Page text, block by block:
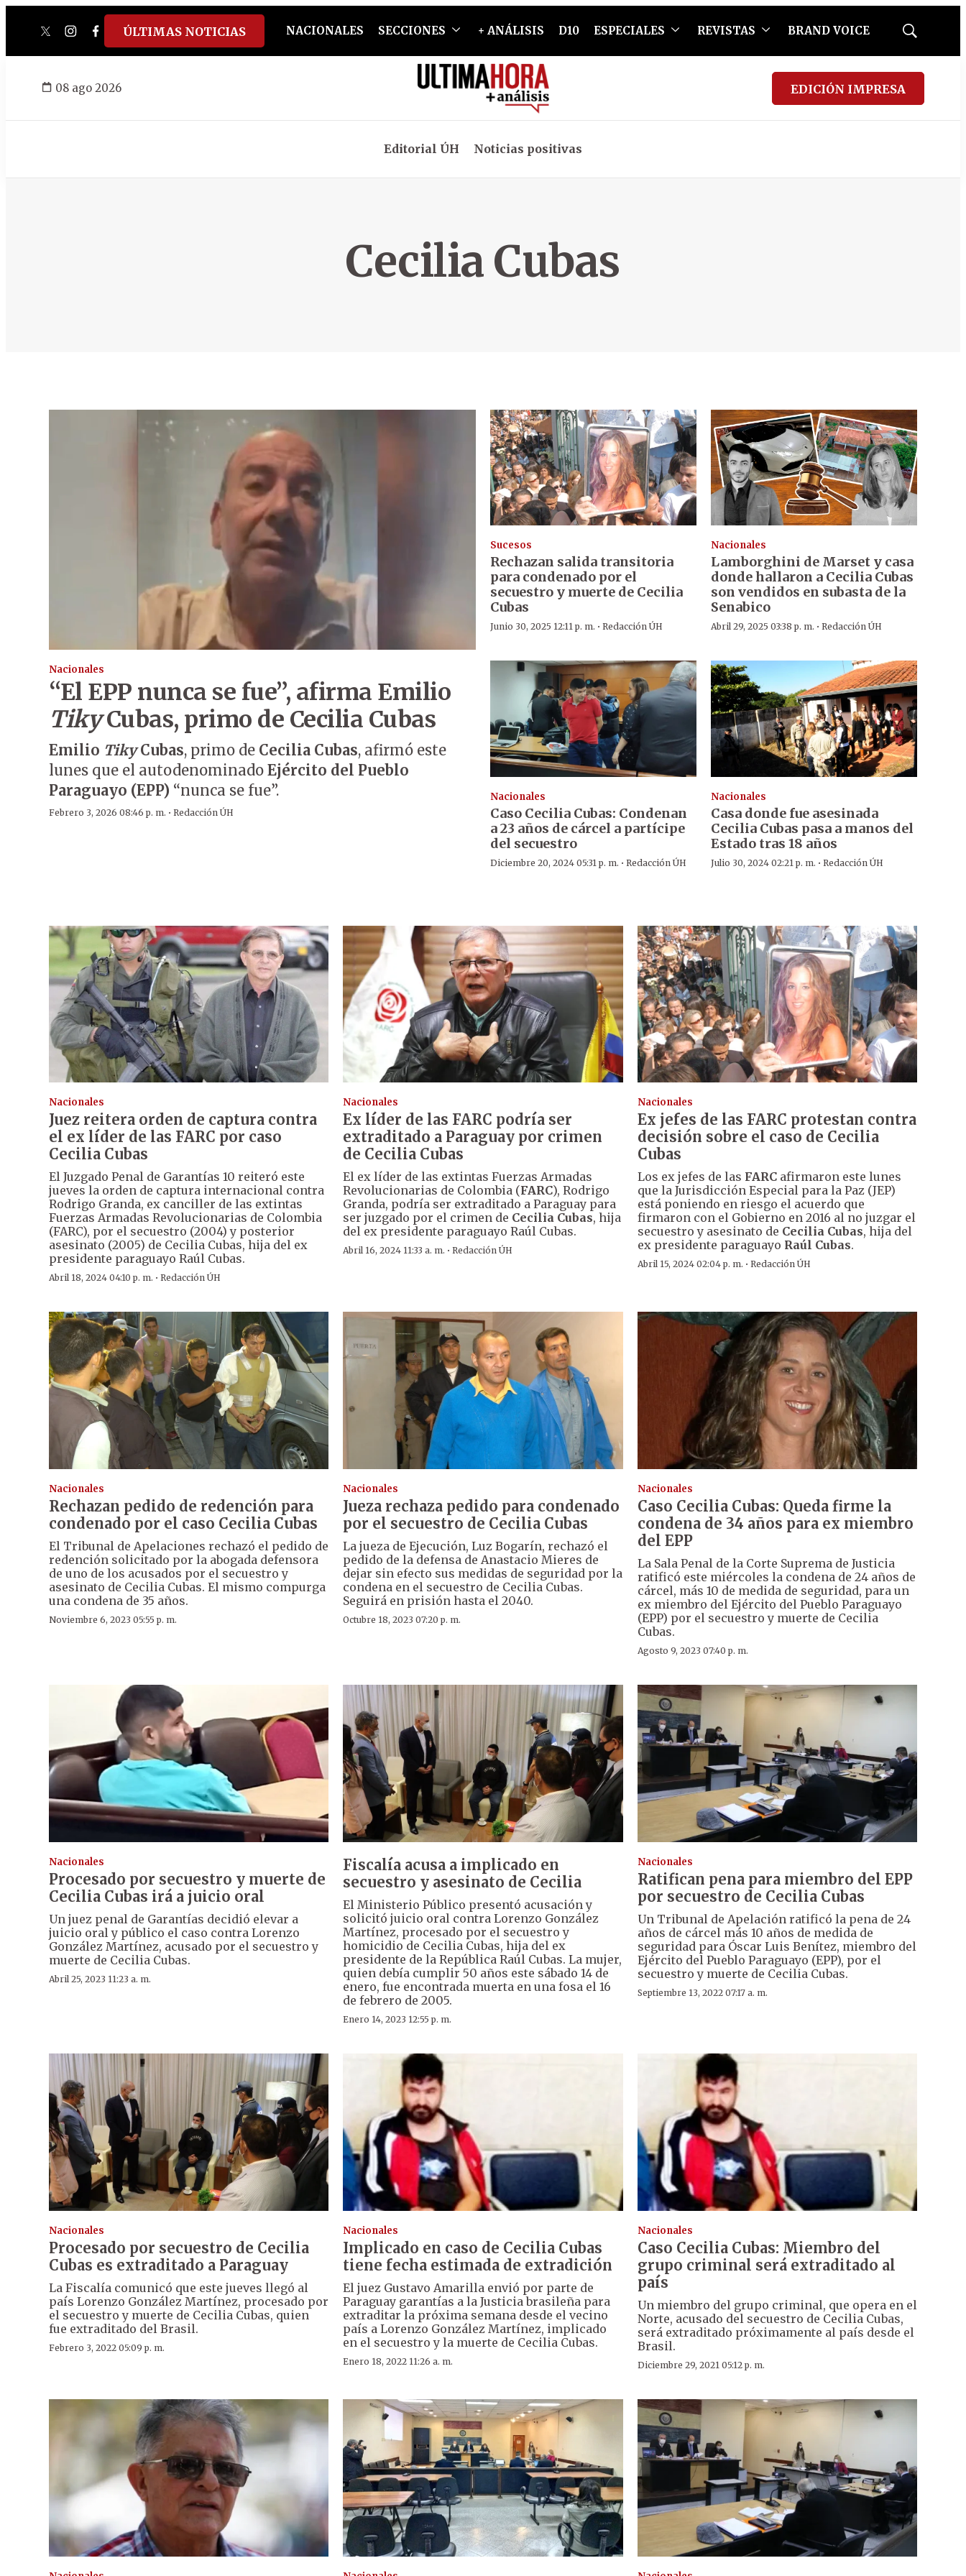
twitterinstagram
facebook
tiktokyoutube
spotify
ÚLTIMAS NOTICIAS NACIONALES SECCIONES + ANÁLISIS D10 ESPECIALES REVISTAS BRAND VOICE
Mostrar
08 ago 2026 EDICIÓN IMPRESA
Editorial ÚH Noticias positivas
Cecilia Cubas
Nacionales
“El EPP nunca se fue”, afirma Emilio
TikyCubas, primo de Cecilia Cubas
Emilio TikyCubas, primo de Cecilia Cubas, afirmó este
lunes que el autodenominado Ejército del Pueblo
Paraguayo (EPP) “nunca se fue”.
Febrero 3, 2026 08:46 p. m. · Redacción ÚH
Sucesos
Rechazan salida transitoria
para condenado por el
secuestro y muerte de Cecilia
Cubas
Junio 30, 2025 12:11 p. m. · Redacción ÚH
Nacionales
Lamborghini de Marset y casa
donde hallaron a Cecilia Cubas
son vendidos en subasta de la
Senabico
Abril 29, 2025 03:38 p. m. · Redacción ÚH
Nacionales
Caso Cecilia Cubas: Condenan
a 23 años de cárcel a partícipe
del secuestro
Diciembre 20, 2024 05:31 p. m. · Redacción ÚH
Nacionales
Casa donde fue asesinada
Cecilia Cubas pasa a manos del
Estado tras 18 años
Julio 30, 2024 02:21 p. m. · Redacción ÚH
Nacionales
Juez reitera orden de captura contra
el ex líder de las FARC por caso
Cecilia Cubas
El Juzgado Penal de Garantías 10 reiteró este
jueves la orden de captura internacional contra
Rodrigo Granda, ex canciller de las extintas
Fuerzas Armadas Revolucionarias de Colombia
(FARC), por el secuestro (2004) y posterior
asesinato (2005) de Cecilia Cubas, hija del ex
presidente paraguayo Raúl Cubas.
Abril 18, 2024 04:10 p. m. · Redacción ÚH
Nacionales
Ex líder de las FARC podría ser
extraditado a Paraguay por crimen
de Cecilia Cubas
El ex líder de las extintas Fuerzas Armadas
Revolucionarias de Colombia (FARC), Rodrigo
Granda, podría ser extraditado a Paraguay para
ser juzgado por el crimen de Cecilia Cubas, hija
del ex presidente paraguayo Raúl Cubas.
Abril 16, 2024 11:33 a. m. ·Redacción ÚH
Nacionales
Ex jefes de las FARC protestan contra
decisión sobre el caso de Cecilia
Cubas
Los ex jefes de las FARCafirmaron este lunes
que la Jurisdicción Especial para la Paz (JEP)
está poniendo en riesgo el acuerdo que
firmaron con el Gobierno en 2016 al no juzgar el
secuestro y asesinato de Cecilia Cubas, hija del
ex presidente paraguayo Raúl Cubas.
Abril 15, 2024 02:04 p. m. · Redacción ÚH
Nacionales
Rechazan pedido de redención para
condenado por el caso Cecilia Cubas
El Tribunal de Apelaciones rechazó el pedido de
redención solicitado por la abogada defensora
de uno de los acusados por el secuestro y
asesinato de Cecilia Cubas. El mismo compurga
una condena de 35 años.
Noviembre 6, 2023 05:55 p. m.
Nacionales
Jueza rechaza pedido para condenado
por el secuestro de Cecilia Cubas
La jueza de Ejecución, Luz Bogarín, rechazó el
pedido de la defensa de Anastacio Mieres de
dejar sin efecto sus medidas de seguridad por la
condena en el secuestro de Cecilia Cubas.
Seguirá en prisión hasta el 2040.
Octubre 18, 2023 07:20 p. m.
Nacionales
Caso Cecilia Cubas: Queda firme la
condena de 34 años para ex miembro
del EPP
La Sala Penal de la Corte Suprema de Justicia
ratificó este miércoles la condena de 24 años de
cárcel, más 10 de medida de seguridad, para un
ex miembro del Ejército del Pueblo Paraguayo
(EPP) por el secuestro y muerte de Cecilia
Cubas.
Agosto 9, 2023 07:40 p. m.
Nacionales
Procesado por secuestro y muerte de
Cecilia Cubas irá a juicio oral
Un juez penal de Garantías decidió elevar a
juicio oral y público el caso contra Lorenzo
González Martínez, acusado por el secuestro y
muerte de Cecilia Cubas.
Abril 25, 2023 11:23 a. m.
Fiscalía acusa a implicado en
secuestro y asesinato de Cecilia
El Ministerio Público presentó acusación y
solicitó juicio oral contra Lorenzo González
Martínez, procesado por el secuestro y
homicidio de Cecilia Cubas, hija del ex
presidente de la República Raúl Cubas. La mujer,
quien debía cumplir 50 años este sábado 14 de
enero, fue encontrada muerta en una fosa el 16
de febrero de 2005.
Enero 14, 2023 12:55 p. m.
Nacionales
Ratifican pena para miembro del EPP
por secuestro de Cecilia Cubas
Un Tribunal de Apelación ratificó la pena de 24
años de cárcel más 10 años de medida de
seguridad para Óscar Luis Benítez, miembro del
Ejército del Pueblo Paraguayo (EPP), por el
secuestro y muerte de Cecilia Cubas.
Septiembre 13, 2022 07:17 a. m.
Nacionales
Procesado por secuestro de Cecilia
Cubas es extraditado a Paraguay
La Fiscalía comunicó que este jueves llegó al
país Lorenzo González Martínez, procesado por
el secuestro y muerte de Cecilia Cubas, quien
fue extraditado del Brasil.
Febrero 3, 2022 05:09 p. m.
Nacionales
Implicado en caso de Cecilia Cubas
tiene fecha estimada de extradición
El juez Gustavo Amarilla envió por parte de
Paraguay garantías a la Justicia brasileña para
extraditar la próxima semana desde el vecino
país a Lorenzo González Martínez, implicado
en el secuestro y la muerte de Cecilia Cubas.
Enero 18, 2022 11:26 a. m.
Nacionales
Caso Cecilia Cubas: Miembro del
grupo criminal será extraditado al
país
Un miembro del grupo criminal, que opera en el
Norte, acusado del secuestro de Cecilia Cubas,
será extraditado próximamente al país desde el
Brasil.
Diciembre 29, 2021 05:12 p. m.